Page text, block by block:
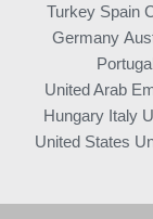
Turkey Spain
Germany
United Arab
Hungary Italy
United States